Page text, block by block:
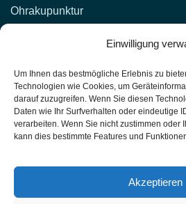
Einwilligung
Um Ihnen das bestmögliche Erlebnis zu
Technologien wie Cookies, um
darauf zuzugreifen. Wenn Sie diesen
Daten wie Ihr Surfverhalten oder eindeutige
verarbeiten. Wenn Sie nicht zustimmen oder
kann dies bestimmte Features und
Akzeptieren
Ohrakupunktur
(02 12) 1 00 51,017664876381
(02 12) 4 27 11 (Fax)
Unterrichtsräume: Kasernenstr.